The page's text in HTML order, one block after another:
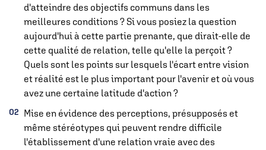
d'atteindre des objectifs communs dans les
meilleures conditions ? Si vous posiez la question
aujourd'hui à cette partie prenante, que dirait-elle de
cette qualité de relation, telle qu'elle la perçoit ?
Quels sont les points sur lesquels l'écart entre vision
et réalité est le plus important pour l'avenir et où vous
avez une certaine latitude d'action ?
Mise en évidence des perceptions, présupposés et
même stéréotypes qui peuvent rendre difficile
l'établissement d'une relation vraie avec des